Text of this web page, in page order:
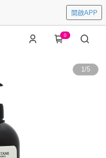
開啟APP
0
1/5